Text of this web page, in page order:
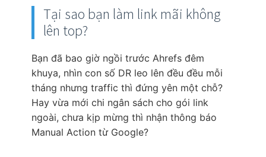
Tại sao bạn làm link mãi không
lên top?
Bạn đã bao giờ ngồi trước Ahrefs đêm
khuya, nhìn con số DR leo lên đều đều mỗi
tháng nhưng traffic thì đứng yên một chỗ?
Hay vừa mới chi ngân sách cho gói link
ngoài, chưa kịp mừng thì nhận thông báo
Manual Action từ Google?